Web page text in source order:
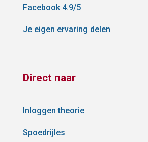
Facebook 4.9/5
Je eigen ervaring delen
Direct naar
Inloggen theorie
Spoedrijles